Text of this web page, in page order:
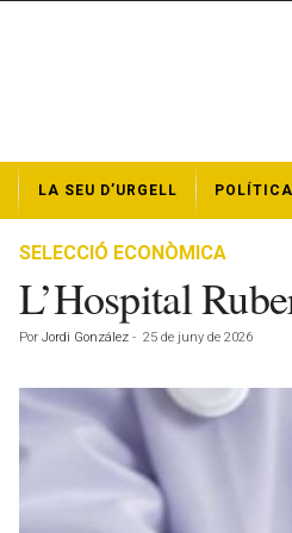
t
LA SEU D’URGELL POLÍTICA
SELECCIÓ ECONÒMICA
L’Hospital
Por Jordi González - 25 de juny de 2026